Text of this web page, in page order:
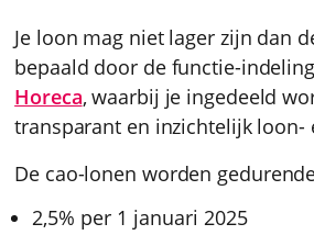
Je loon mag niet lager zijn dan
bepaald door de functie-
Horeca, waarbij je ingedeeld
transparant en inzichtelijk
De cao-lonen worden
2,5% per 1 januari 2025